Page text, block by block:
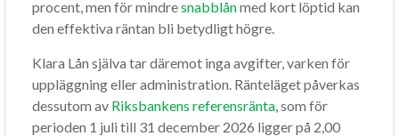
procent, men för mindresnabblånmed kort löptid kan
den effektiva räntan bli betydligt högre.
Klara Lån själva tar däremot inga avgifter, varken för
uppläggning eller administration. Ränteläget påverkas
dessutom av Riksbankens referensränta, som för
perioden 1 juli till 31 december 2026 ligger på 2,00